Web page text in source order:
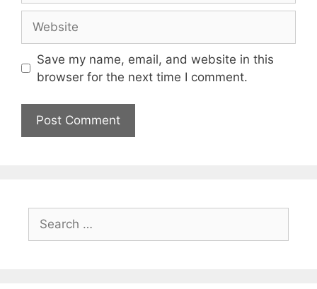
Save my name, email, and website in this
browser for the next time I comment.